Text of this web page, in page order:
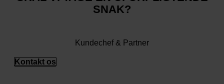
SNAK?
Kundechef & Partner
Kontakt os